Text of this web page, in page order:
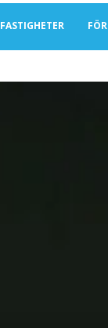
FASTIGHETER